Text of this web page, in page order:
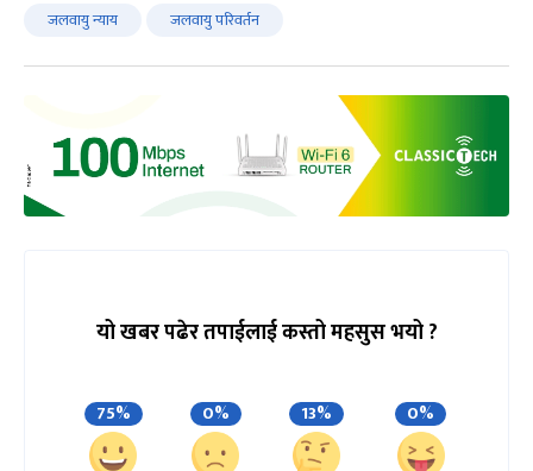
जलवायु न्याय जलवायु परिवर्तन
यो खबर पढेर तपाईलाई कस्तो महसुस भयो ?
75% 0% 13% 0%